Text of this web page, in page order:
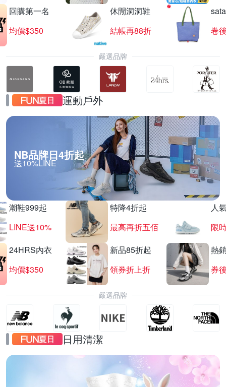
回購第一名
均價$350
休閒洞洞鞋
結帳再88折
卷
嚴選品牌
運動戶外
NB品牌日4折起
送10%LINE
潮鞋999起
LINE送10%
特降4折起
最高再折五佰
人
限
24HRS內衣
均價$350
新品85折起
領券折上折
熱
券
嚴選品牌
日用清潔